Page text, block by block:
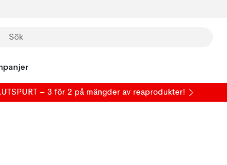
– 3 för 2 på mängder av reaprodukter!